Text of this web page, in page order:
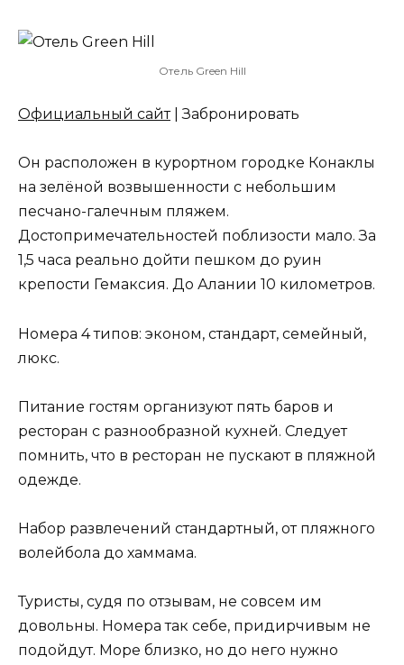
Отель Green Hill
Официальный сайт| Забронировать
Он расположен в курортном городке Конаклы
на зелёной возвышенности с небольшим
песчано-галечным пляжем.
Достопримечательностей поблизости мало. За
1,5 часа реально дойти пешком до руин
крепости Гемаксия. До Алании 10 километров.
Номера 4 типов: эконом, стандарт, семейный,
люкс.
Питание гостям организуют пять баров и
ресторан с разнообразной кухней. Следует
помнить, что в ресторан не пускают в пляжной
одежде.
Набор развлечений стандартный, от пляжного
волейбола до хаммама.
Туристы, судя по отзывам, не совсем им
довольны. Номера так себе, придирчивым не
подойдут. Море близко, но до него нужно